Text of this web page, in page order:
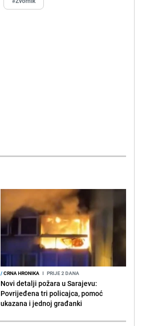
/CRNA HRONIKA I PRIJE 2 DANA
Novi detalji požara u Sarajevu:
Povrijeđena tri policajca, pomoć
ukazana i jednoj građanki